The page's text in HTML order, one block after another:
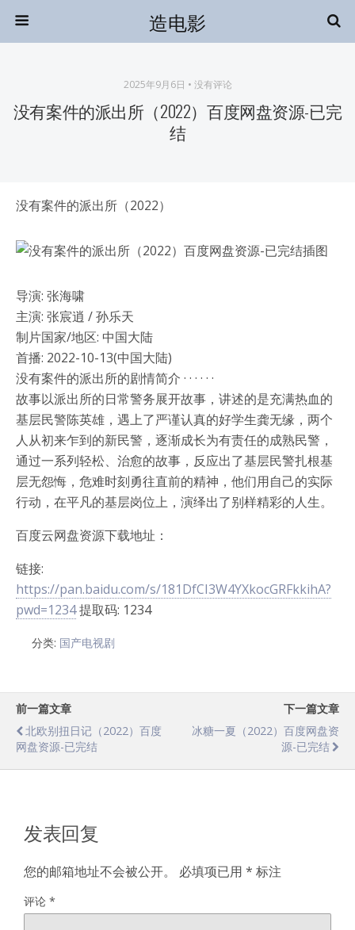
造电影
2025年9月6日 • 没有评论
没有案件的派出所（2022）百度网盘资源-已完
结
没有案件的派出所（2022）
导演: 张海啸
主演: 张宸逍 / 孙乐天
制片国家/地区: 中国大陆
首播: 2022-10-13(中国大陆)
没有案件的派出所的剧情简介 · · · · · ·
故事以派出所的日常警务展开故事，讲述的是充满热血的
基层民警陈英雄，遇上了严谨认真的好学生龚无缘，两个
人从初来乍到的新民警，逐渐成长为有责任的成熟民警，
通过一系列轻松、治愈的故事，反应出了基层民警扎根基
层无怨悔，危难时刻勇往直前的精神，他们用自己的实际
行动，在平凡的基层岗位上，演绎出了别样精彩的人生。
百度云网盘资源下载地址：
链接:
https://pan.baidu.com/s/181DfCI3W4YXkocGRFkkihA?
pwd=1234提取码: 1234
分类: 国产电视剧
前一篇文章
北欧别扭日记（2022）百度
网盘资源-已完结
下一篇文章
冰糖一夏（2022）百度网盘资
源-已完结
发表回复
您的邮箱地址不会被公开。 必填项已用 * 标注
评论 *